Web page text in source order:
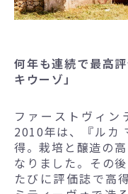
何年も連続で最高
キウーゾ」
ファーストヴィン
2010年は、『ルカ
得。栽培と醸造の
なりました。その
たびに評価誌で高